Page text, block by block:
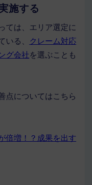
施する
ては、エリア選定に
る、
クレーム対応
グ会社を選ぶことも
点についてはこちら
倍増！？成果を出す